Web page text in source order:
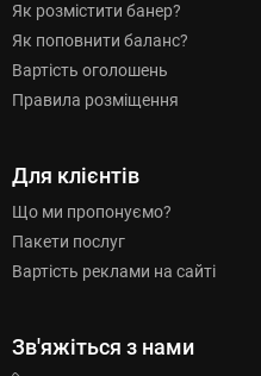
Як розмістити банер?
Як поповнити баланс?
Вартість оголошень
Правила розміщення
Для клієнтів
Що ми пропонуємо?
Пакети послуг
Вартість реклами на сайті
Зв'яжіться з нами